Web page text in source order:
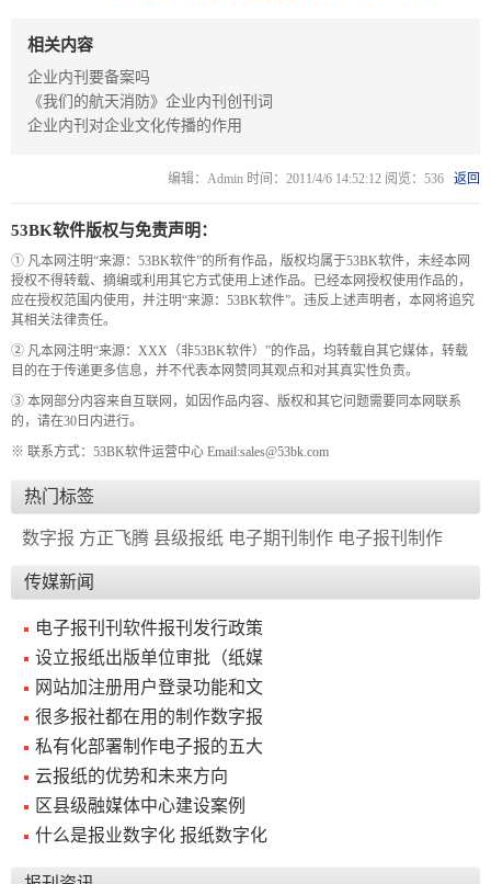
相关内容
企业内刊要备案吗
《我们的航天消防》企业内刊创刊词
企业内刊对企业文化传播的作用
编辑：Admin 时间：2011/4/6 14:52:12 阅览：536 返回
53BK软件版权与免责声明：
① 凡本网注明“来源：53BK软件”的所有作品，版权均属于53BK软件，未经本网
授权不得转载、摘编或利用其它方式使用上述作品。已经本网授权使用作品的，
应在授权范围内使用，并注明“来源：53BK软件”。违反上述声明者，本网将追究
其相关法律责任。
② 凡本网注明“来源：XXX（非53BK软件）”的作品，均转载自其它媒体，转载
目的在于传递更多信息，并不代表本网赞同其观点和对其真实性负责。
③ 本网部分内容来自互联网，如因作品内容、版权和其它问题需要同本网联系
的，请在30日内进行。
※ 联系方式：53BK软件运营中心 Email:sales@53bk.com
热门标签
数字报 方正飞腾 县级报纸 电子期刊制作 电子报刊制作
传媒新闻
电子报刊刊软件报刊发行政策
设立报纸出版单位审批（纸媒
网站加注册用户登录功能和文
很多报社都在用的制作数字报
私有化部署制作电子报的五大
云报纸的优势和未来方向
区县级融媒体中心建设案例
什么是报业数字化 报纸数字化